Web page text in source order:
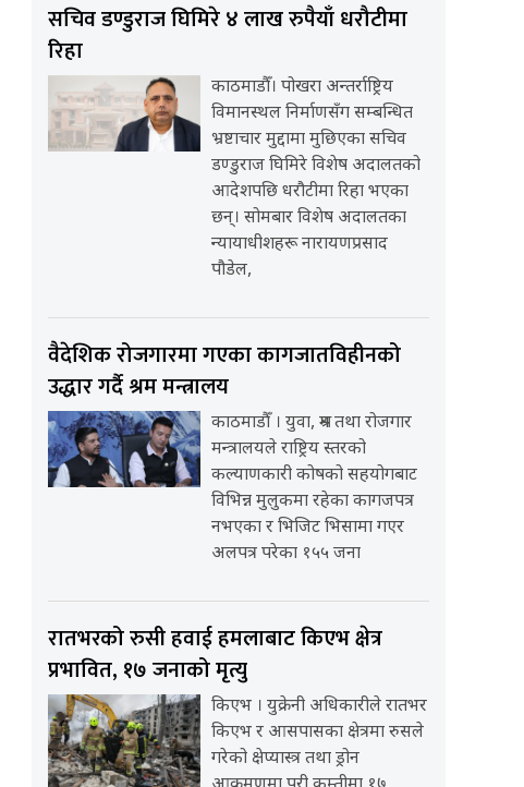
सचिव डण्डुराज घिमिरे ४ लाख रुपैयाँ धरौटीमा
रिहा
काठमाडौँ। पोखरा अन्तर्राष्ट्रिय
विमानस्थल निर्माणसँग सम्बन्धित
भ्रष्टाचार मुद्दामा मुछिएका सचिव
डण्डुराज घिमिरे विशेष अदालतको
आदेशपछि धरौटीमा रिहा भएका
छन्। सोमबार विशेष अदालतका
न्यायाधीशहरू नारायणप्रसाद
पौडेल,
वैदेशिक रोजगारमा गएका कागजातविहीनको
उद्धार गर्दै श्रम मन्त्रालय
काठमाडौँ । युवा, श्रम तथा रोजगार
मन्त्रालयले राष्ट्रिय स्तरको
कल्याणकारी कोषको सहयोगबाट
विभिन्न मुलुकमा रहेका कागजपत्र
नभएका र भिजिट भिसामा गएर
अलपत्र परेका १५५ जना
रातभरको रुसी हवाई हमलाबाट किएभ क्षेत्र
प्रभावित, १७ जनाको मृत्यु
किएभ । युक्रेनी अधिकारीले रातभर
किएभ र आसपासका क्षेत्रमा रुसले
गरेको क्षेप्यास्त्र तथा ड्रोन